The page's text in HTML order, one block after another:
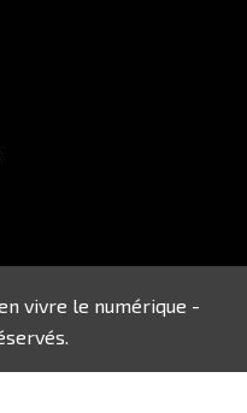
vivre le numérique -